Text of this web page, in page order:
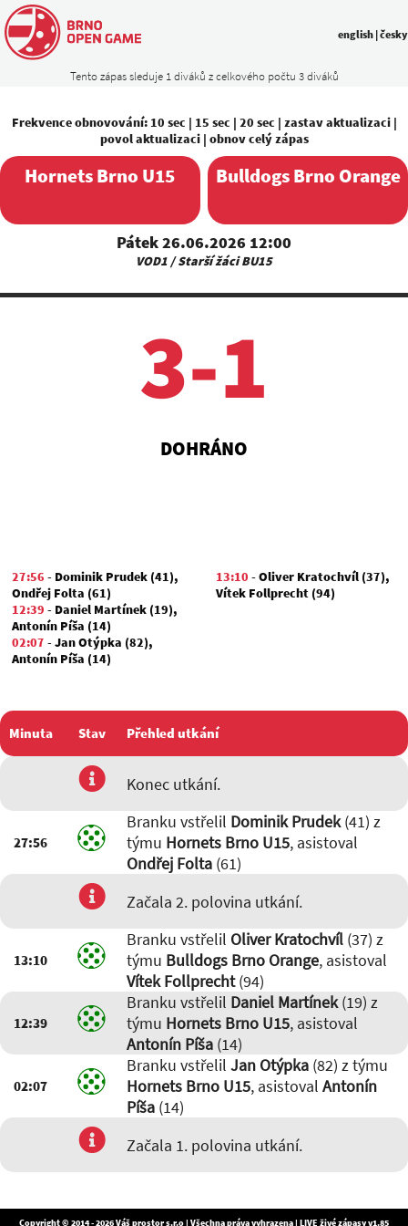
Tento zápas sleduje 1 diváků z celkového počtu 3 diváků
english |česky
Frekvence obnovování: 10 sec | 15 sec | 20 sec | zastav aktualizaci|
povol aktualizaci| obnov celý zápas
Hornets Brno U15
Pátek 26.06.2026 12:00
VOD1 / Starší žáci BU15
Bulldogs Brno Orange
3-1
DOHRÁNO
27:56 - Dominik Prudek (41),
Ondřej Folta (61)
12:39 - Daniel Martínek (19),
Antonín Píša (14)
02:07 -Jan Otýpka (82),
Antonín Píša (14)
13:10 -Oliver Kratochvíl (37),
Vítek Follprecht (94)
Minuta Stav Přehled utkání
Konec utkání.
27:56
Branku vstřelil Dominik Prudek(41) z
týmu Hornets Brno U15, asistoval
Ondřej Folta(61)
Začala 2. polovina utkání.
13:10
Branku vstřelil Oliver Kratochvíl(37) z
týmu Bulldogs Brno Orange, asistoval
Vítek Follprecht(94)
12:39
Branku vstřelil Daniel Martínek(19) z
týmu Hornets Brno U15, asistoval
Antonín Píša(14)
02:07
Branku vstřelil Jan Otýpka(82) z týmu
Hornets Brno U15, asistoval Antonín
Píša(14)
Začala 1. polovina utkání.
Copyright © 2014 - 2026Váš prostor s.r.o| Všechna práva vyhrazena | LIVE živé zápasy v1.85